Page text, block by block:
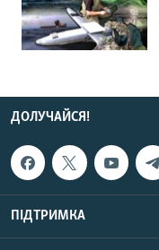
ДОЛУЧАЙСЯ!
ПІДТРИМКА